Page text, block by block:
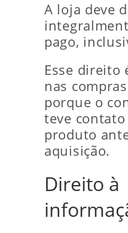
A loja deve
pago,
Esse direito
nas
porque o
teve
produto
aquisição.
Direito à